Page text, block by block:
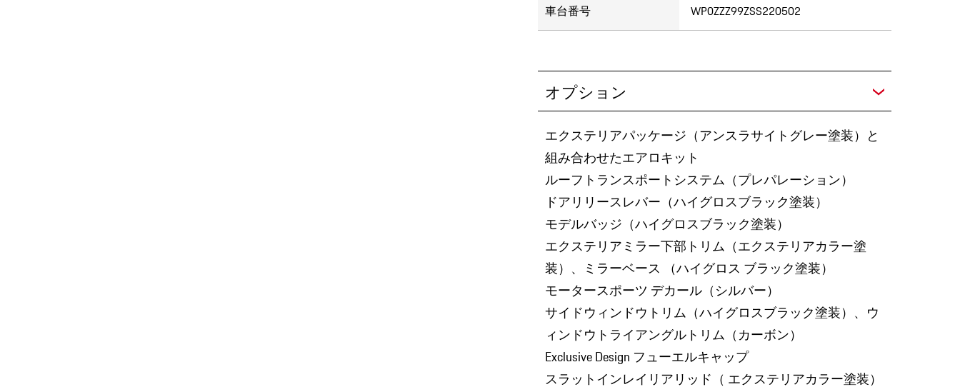
車台番号 WP0ZZZ99ZSS220502
オプション
エクステリアパッケージ（アンスラサイトグレー塗装）と
組み合わせたエアロキット
ルーフトランスポートシステム（プレパレーション）
ドアリリースレバー（ハイグロスブラック塗装）
モデルバッジ（ハイグロスブラック塗装）
エクステリアミラー下部トリム（エクステリアカラー塗
装）、ミラーベース （ハイグロス ブラック塗装）
モータースポーツ デカール（シルバー）
サイドウィンドウトリム（ハイグロスブラック塗装）、ウ
ィンドウトライアングルトリム（カーボン）
Exclusive Design フューエルキャップ
スラットインレイリアリッド（ エクステリアカラー塗装）